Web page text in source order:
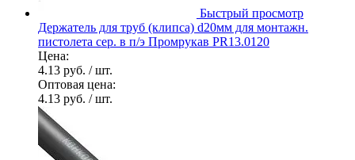
Быстрый просмотр
Держатель для труб (клипса) d20мм для монтажн.
пистолета сер. в п/э Промрукав PR13.0120
Цена:
4.13 руб. / шт.
Оптовая цена:
4.13 руб. / шт.